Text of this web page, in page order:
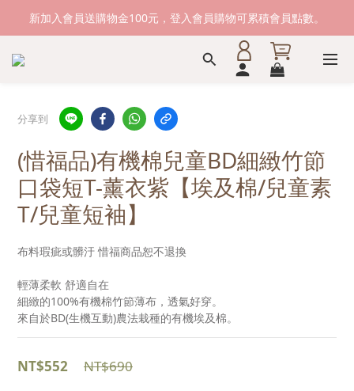
新加入會員送購物金100元，登入會員購物可累積會員點數。
新加入會員送購物金100元，登入會員購物可累積會員點數。
滿1500元免運費。 滿2000元，貨到付款免運。
分享到
(惜福品)有機棉兒童BD細緻竹節
口袋短T-薰衣紫【埃及棉/兒童素
T/兒童短袖】
布料瑕疵或髒汙 惜福商品恕不退換
輕薄柔軟 舒適自在
細緻的100%有機棉竹節薄布，透氣好穿。
來自於BD(生機互動)農法栽種的有機埃及棉。
NT$690
NT$552